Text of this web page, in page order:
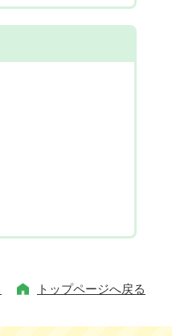
トップページへ戻る